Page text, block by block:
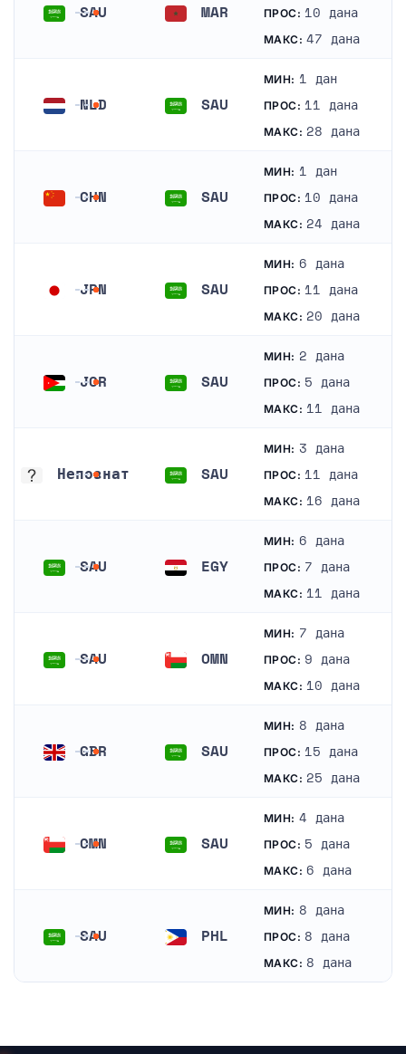
SAU MAR ПРОС: 10 дана
МАКС: 47 дана
NLD SAU
МИН: 1 дан
ПРОС: 11 дана
МАКС: 28 дана
CHN SAU
МИН: 1 дан
ПРОС: 10 дана
МАКС: 24 дана
JPN SAU
МИН: 6 дана
ПРОС: 11 дана
МАКС: 20 дана
JOR SAU
МИН: 2 дана
ПРОС: 5 дана
МАКС: 11 дана
Непознат SAU
МИН: 3 дана
ПРОС: 11 дана
МАКС: 16 дана
SAU EGY
МИН: 6 дана
ПРОС: 7 дана
МАКС: 11 дана
SAU OMN
МИН: 7 дана
ПРОС: 9 дана
МАКС: 10 дана
GBR SAU
МИН: 8 дана
ПРОС: 15 дана
МАКС: 25 дана
OMN SAU
МИН: 4 дана
ПРОС: 5 дана
МАКС: 6 дана
SAU PHL
МИН: 8 дана
ПРОС: 8 дана
МАКС: 8 дана